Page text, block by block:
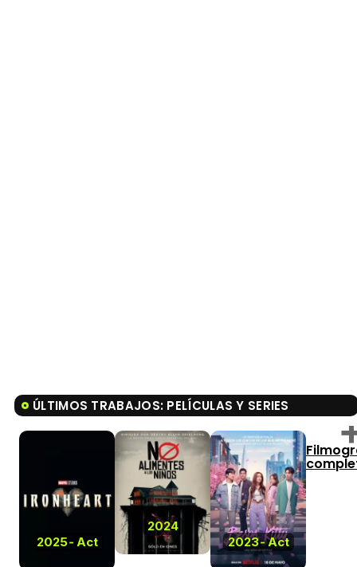
ÚLTIMOS TRABAJOS: PELÍCULAS Y SERIES
2025-Act
2024
2023-Act